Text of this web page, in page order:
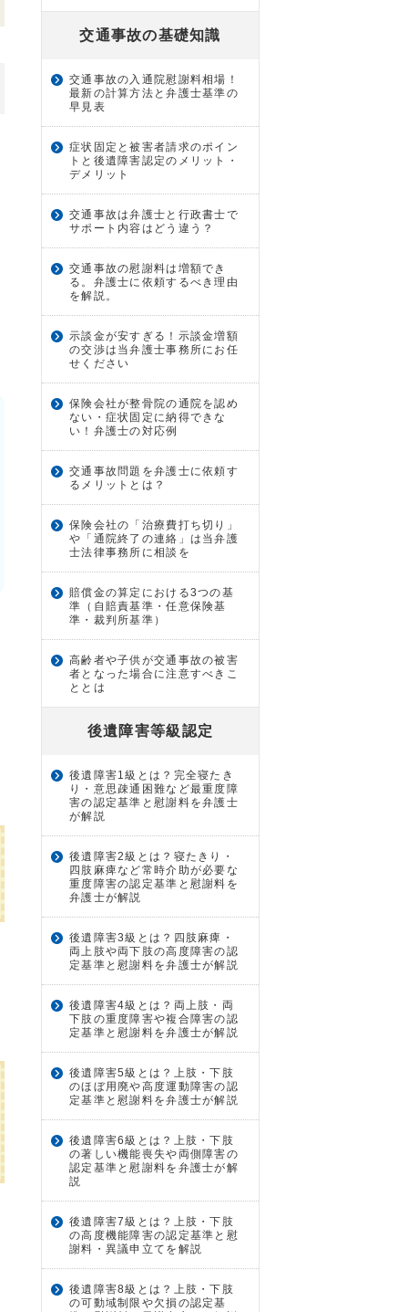
交通事故の基礎知識
交通事故の入通院慰謝料相場！
最新の計算方法と弁護士基準の
早見表
症状固定と被害者請求のポイン
トと後遺障害認定のメリット・
デメリット
交通事故は弁護士と行政書士で
サポート内容はどう違う？
交通事故の慰謝料は増額でき
る。弁護士に依頼するべき理由
を解説。
示談金が安すぎる！示談金増額
の交渉は当弁護士事務所にお任
せください
保険会社が整骨院の通院を認め
ない・症状固定に納得できな
い！弁護士の対応例
交通事故問題を弁護士に依頼す
るメリットとは？
保険会社の「治療費打ち切り」
や「通院終了の連絡」は当弁護
士法律事務所に相談を
賠償金の算定における3つの基
準（自賠責基準・任意保険基
準・裁判所基準）
高齢者や子供が交通事故の被害
者となった場合に注意すべきこ
ととは
後遺障害等級認定
後遺障害1級とは？完全寝たき
り・意思疎通困難など最重度障
害の認定基準と慰謝料を弁護士
が解説
後遺障害2級とは？寝たきり・
四肢麻痺など常時介助が必要な
重度障害の認定基準と慰謝料を
弁護士が解説
後遺障害3級とは？四肢麻痺・
両上肢や両下肢の高度障害の認
定基準と慰謝料を弁護士が解説
後遺障害4級とは？両上肢・両
下肢の重度障害や複合障害の認
定基準と慰謝料を弁護士が解説
後遺障害5級とは？上肢・下肢
のほぼ用廃や高度運動障害の認
定基準と慰謝料を弁護士が解説
後遺障害6級とは？上肢・下肢
の著しい機能喪失や両側障害の
認定基準と慰謝料を弁護士が解
説
後遺障害7級とは？上肢・下肢
の高度機能障害の認定基準と慰
謝料・異議申立てを解説
後遺障害8級とは？上肢・下肢
の可動域制限や欠損の認定基